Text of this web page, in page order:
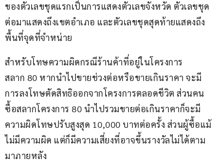
ของตัวเลขชุดแรกเป็นการแสดงตัวเลขจังหวัด ตัวเลขชุด
ต่อมาแสดงถึงเขตอำเภอ และตัวเลขชุดสุดท้ายแสดงถึง
พื้นที่จุดที่จำหน่าย
สำหรับโทษความผิดกรณีร้านค้าที่อยู่ในโครงการ
สลาก 80 หากนำไปขายช่วงต่อหรือขายเกินราคา จะมี
การลงโทษตัดสิทธิออกจากโครงการตลอดชีวิต ส่วนคน
ซื้อสลากโครงการ 80 นำไปรวมขายต่อเกินราคาก็จะมี
ความผิดโทษปรับสูงสุด 10,000 บาทต่อครั้ง ส่วนผู้ซื้อแม้
ไม่มีความผิด แต่ก็มีความเสี่ยงที่อาจขึ้นรางวัลไม่ได้ตาม
มาภายหลัง